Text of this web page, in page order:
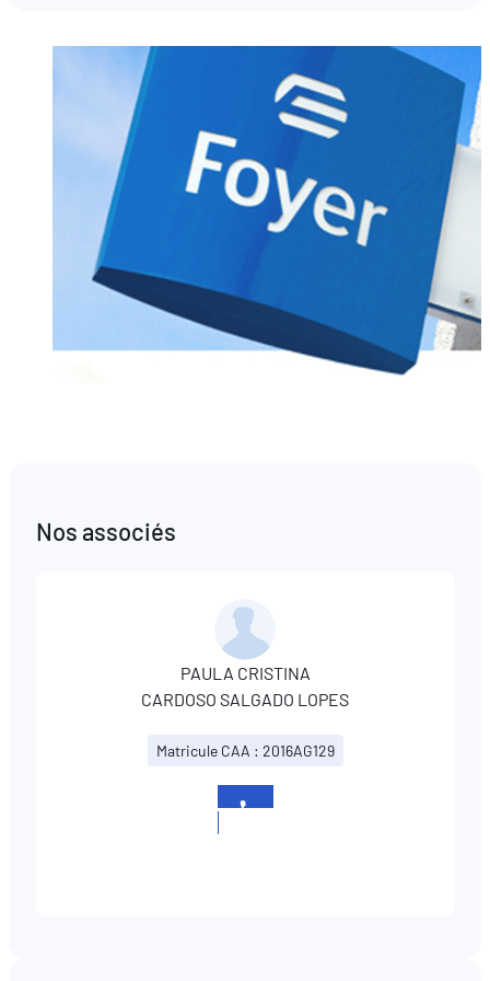
Nos associés
PAULA CRISTINA
CARDOSO SALGADO LOPES
Matricule CAA : 2016AG129